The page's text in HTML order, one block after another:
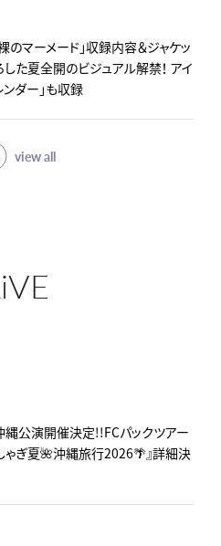
view all
のマーメード」収録内容＆ジャケッ
た夏全開のビジュアル解禁！ アイ
ンダー」も収録
縄公演開催決定!!FCパックツアー
ゃぎ夏🌺沖縄旅行2026🌴』詳細決